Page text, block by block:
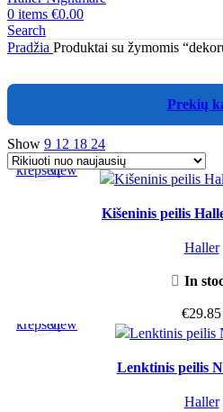
0 items €0.00
Search
Pradžia Produktai su žymomis
Prekių
Show 9 12 18 24
Į
krepšelį
Quick
view
Kišeninis peilis
Haller
In
€29.85
krepšelįview
Lenktinis peilis
Haller